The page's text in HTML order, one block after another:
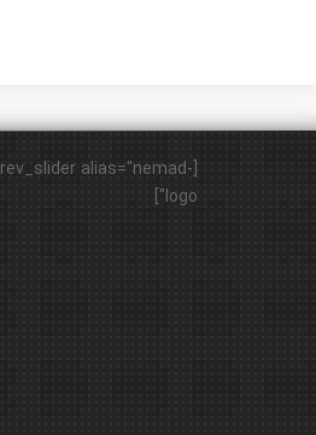
[rev_slider alias="nemad-
logo"]